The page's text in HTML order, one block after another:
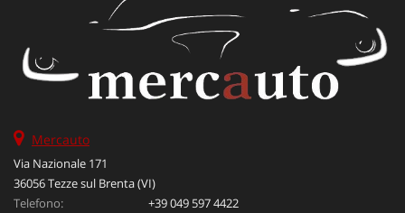
Mercauto
Via Nazionale 171
36056 Tezze sul Brenta (VI)
Telefono:
+39 049 597 4422